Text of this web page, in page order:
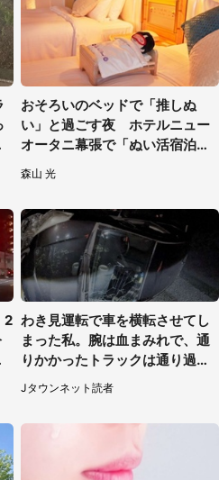
おそろいのベッドで「推しぬ
い」と過ごす夜 ホテルニュー
オータニ幕張で「ぬい活宿泊プ
ラン」開始【8／8～3／31】
森山 光
2 わき見運転で車を横転させてし
まった私。腕は血まみれで、通
りかかったトラックは通り過ぎ
ていき...（福岡県・30代女性）
Jタウンネット読者